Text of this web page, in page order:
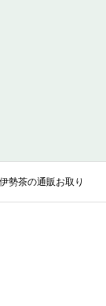
勢茶の通販お取り